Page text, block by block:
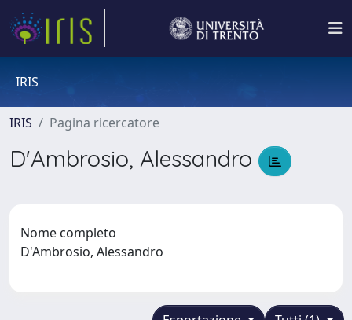
IRIS
IRIS Pagina ricercatore
D'Ambrosio, Alessandro
Nome completo
D'Ambrosio, Alessandro